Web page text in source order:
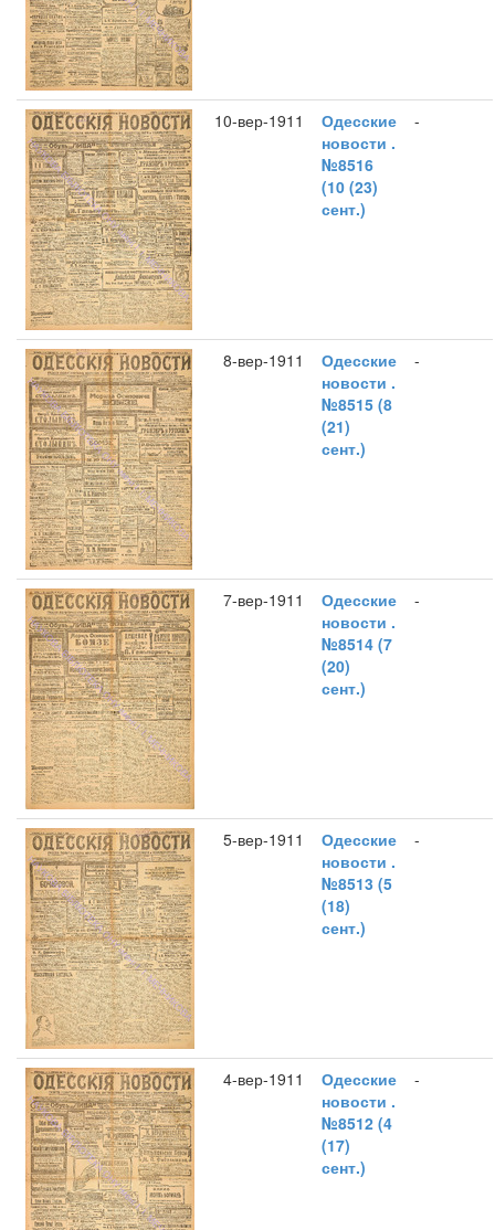
10-вер-1911
Одесские
новости .
№8516
(10 (23)
сент.)
-
8-вер-1911
Одесские
новости .
№8515 (8
(21)
сент.)
-
7-вер-1911
Одесские
новости .
№8514 (7
(20)
сент.)
-
5-вер-1911
Одесские
новости .
№8513 (5
(18)
сент.)
-
4-вер-1911
Одесские
новости .
№8512 (4
(17)
сент.)
-